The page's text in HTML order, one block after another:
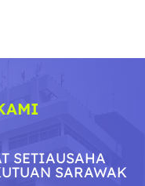
SETIAUSAHA
SARAWAK